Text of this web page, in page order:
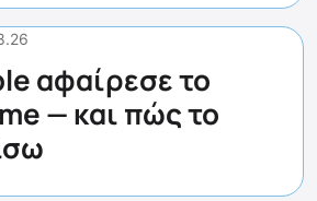
αφαίρεσε το
— και πώς το